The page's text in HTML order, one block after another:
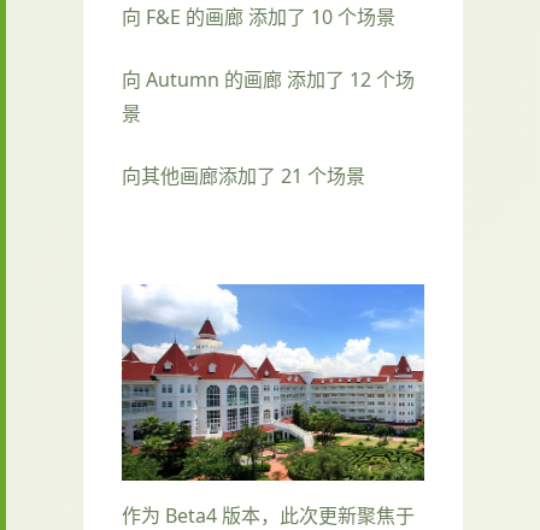
向 F&E 的画廊 添加了 10 个场景
向 Autumn 的画廊 添加了 12 个场
景
向其他画廊添加了 21 个场景
作为 Beta4 版本，此次更新聚焦于